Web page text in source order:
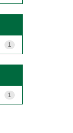
1
1